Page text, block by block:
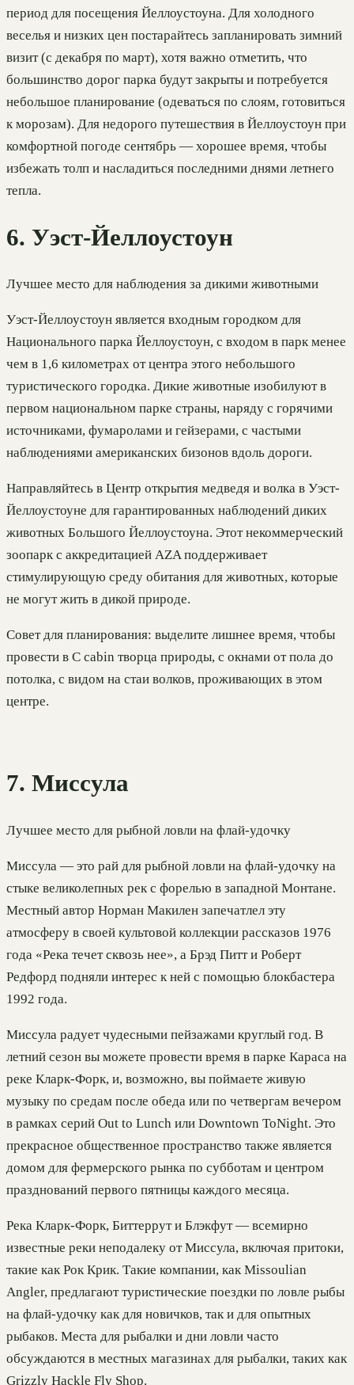
период для посещения Йеллоустоуна. Для холодного
веселья и низких цен постарайтесь запланировать зимний
визит (с декабря по март), хотя важно отметить, что
большинство дорог парка будут закрыты и потребуется
небольшое планирование (одеваться по слоям, готовиться
к морозам). Для недорого путешествия в Йеллоустоун при
комфортной погоде сентябрь — хорошее время, чтобы
избежать толп и насладиться последними днями летнего
тепла.
6. Уэст-Йеллоустоун
Лучшее место для наблюдения за дикими животными
Уэст-Йеллоустоун является входным городком для
Национального парка Йеллоустоун, с входом в парк менее
чем в 1,6 километрах от центра этого небольшого
туристического городка. Дикие животные изобилуют в
первом национальном парке страны, наряду с горячими
источниками, фумаролами и гейзерами, с частыми
наблюдениями американских бизонов вдоль дороги.
Направляйтесь в Центр открытия медведя и волка в Уэст-
Йеллоустоуне для гарантированных наблюдений диких
животных Большого Йеллоустоуна. Этот некоммерческий
зоопарк с аккредитацией AZA поддерживает
стимулирующую среду обитания для животных, которые
не могут жить в дикой природе.
Совет для планирования: выделите лишнее время, чтобы
провести в С cabin творца природы, с окнами от пола до
потолка, с видом на стаи волков, проживающих в этом
центре.
7. Миссула
Лучшее место для рыбной ловли на флай-удочку
Миссула — это рай для рыбной ловли на флай-удочку на
стыке великолепных рек с форелью в западной Монтане.
Местный автор Норман Макилен запечатлел эту
атмосферу в своей культовой коллекции рассказов 1976
года «Река течет сквозь нее», а Брэд Питт и Роберт
Редфорд подняли интерес к ней с помощью блокбастера
1992 года.
Миссула радует чудесными пейзажами круглый год. В
летний сезон вы можете провести время в парке Караса на
реке Кларк-Форк, и, возможно, вы поймаете живую
музыку по средам после обеда или по четвергам вечером
в рамках серий Out to Lunch или Downtown ToNight. Это
прекрасное общественное пространство также является
домом для фермерского рынка по субботам и центром
празднований первого пятницы каждого месяца.
Река Кларк-Форк, Биттеррут и Блэкфут — всемирно
известные реки неподалеку от Миссула, включая притоки,
такие как Рок Крик. Такие компании, как Missoulian
Angler, предлагают туристические поездки по ловле рыбы
на флай-удочку как для новичков, так и для опытных
рыбаков. Места для рыбалки и дни ловли часто
обсуждаются в местных магазинах для рыбалки, таких как
Grizzly Hackle Fly Shop.